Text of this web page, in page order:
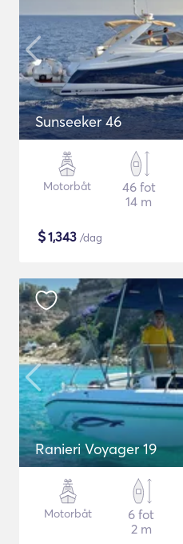
Sunseeker 46
Motorbåt
46 fot
14 m
$1,343 /dag
Ranieri Voyager 19
Motorbåt
6 fot
2 m